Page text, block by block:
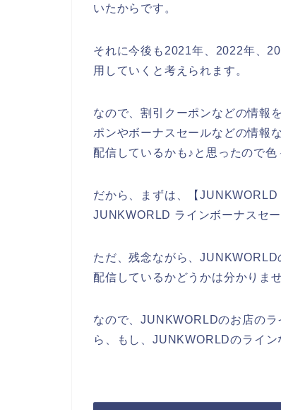
いたからです。
それに今後も2021年、2022年、
用していくと考えられます。
なので、割引クーポンなどの情報
ポンやボーナスセールなどの情報
配信しているかも♪と思ったので色
だから、まずは、【
JUNKWORLD ラインボーナスセ
ただ、残念ながら、
配信しているかどうかは分かりま
なので、JUNKWORLDのお店の
ら、もし、JUNKWORLDのライ